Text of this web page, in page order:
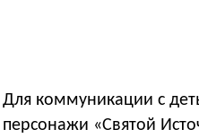
Для коммуникации с
персонажи «Святой